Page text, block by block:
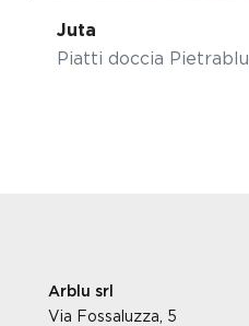
Juta
Piatti doccia Pietrablu
Arblu srl
Via Fossaluzza, 5